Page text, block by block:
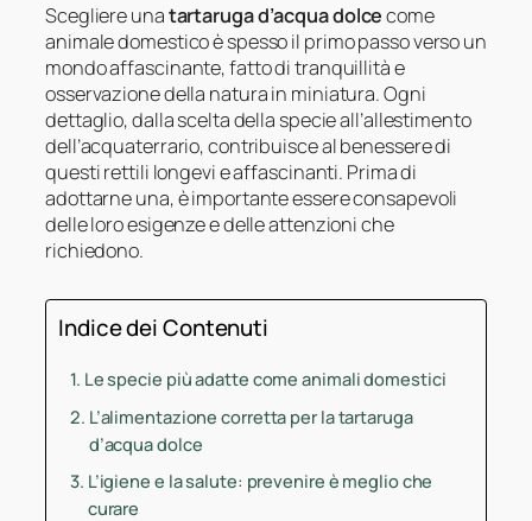
Scegliere unatartaruga d’acqua dolcecome
animale domestico è spesso il primo passo verso un
mondo affascinante, fatto di tranquillità e
osservazione della natura in miniatura. Ogni
dettaglio, dalla scelta della specie all’allestimento
dell’acquaterrario, contribuisce al benessere di
questi rettili longevi e affascinanti. Prima di
adottarne una, è importante essere consapevoli
delle loro esigenze e delle attenzioni che
richiedono.
Indice dei Contenuti
Le specie più adatte come animali domestici
L’alimentazione corretta per la tartaruga
d’acqua dolce
L’igiene e la salute: prevenire è meglio che
curare